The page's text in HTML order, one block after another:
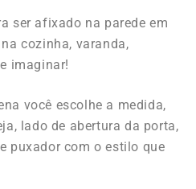
ser afixado na parede em
cozinha, varanda,
imaginar!
você escolhe a medida,
lado de abertura da porta,
puxador com o estilo que